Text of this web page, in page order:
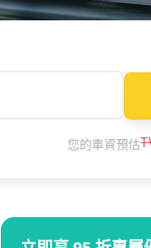
您的車資預估